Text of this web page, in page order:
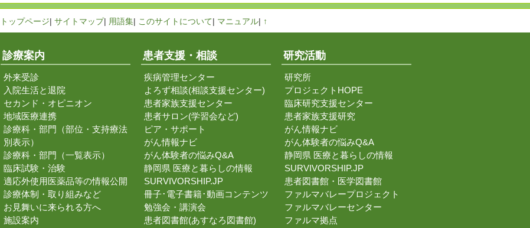
トップページ| サイトマップ| 用語集| このサイトについて| マニュアル| ↑
診療案内
外来受診
入院生活と退院
セカンド・オピニオン
地域医療連携
診療科・部門（部位・支持療法
別表示）
診療科・部門（一覧表示）
臨床試験・治験
適応外使用医薬品等の情報公開
診療体制・取り組みなど
お見舞いに来られる方へ
施設案内
患者支援・相談
疾病管理センター
よろず相談(相談支援センター)
患者家族支援センター
患者サロン(学習会など)
ピア・サポート
がん情報ナビ
がん体験者の悩みQ&A
静岡県 医療と暮らしの情報
SURVIVORSHIP.JP
冊子･電子書籍･動画コンテンツ
勉強会・講演会
患者図書館(あすなろ図書館)
研究活動
研究所
プロジェクトHOPE
臨床研究支援センター
患者家族支援研究
がん情報ナビ
がん体験者の悩みQ&A
静岡県 医療と暮らしの情報
SURVIVORSHIP.JP
患者図書館・医学図書館
ファルマバレープロジェクト
ファルマバレーセンター
ファルマ拠点